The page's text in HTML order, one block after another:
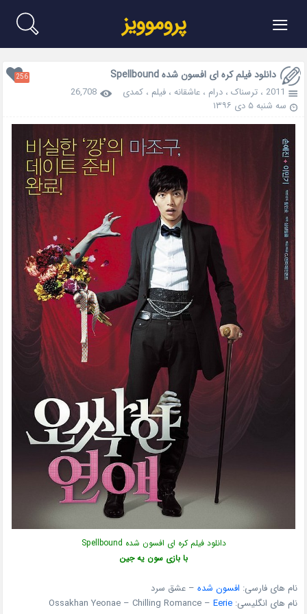
≡ پروموویز
دانلود فیلم کره ای افسون شده Spellbound 256
2011 ،ترسناک ،درام ،عاشقانه ،فیلم ،کمدی
26,708
سه شنبه ۵ دی ۱۳۹۶
دانلود فیلم کره ای افسون شده Spellbound
با بازی سون یه جین
نام های فارسی: افسون شده – عشق سرد
نام های انگلیسی: Ossakhan Yeonae – Chilling Romance –Eerie